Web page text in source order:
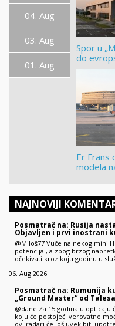
04. Aug
03. Aug
01. Aug
Spor u
do
Er Frans
modela
NAJNOVIJI
Posmatrač na: Rusija
Objavljen i prvi inostrani
@Miloš77 Vuče na nekog mini
potencijal, a zbog brzog
očekivati kroz koju godinu u
06. Aug 2026.
Posmatrač na: Rumunija
„Ground Master“ od Talesa
@dane Za 15 godina u
koju će postojeći verovatno
ovi radari će još uvek biti